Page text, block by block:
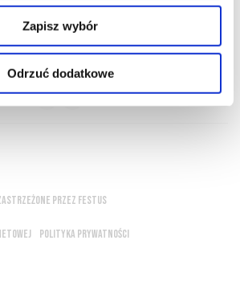
Zapisz wybór
Odrzuć dodatkowe
daje nam drugie życie
Tristan L'Hermite
PRZEZ FESTUS
POLITYKA PRYWATNOŚCI